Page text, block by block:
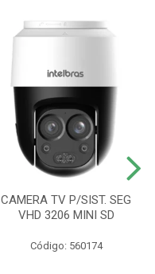
CAMERA TV P/SIST. SEG
VHD 3206 MINI SD
Código: 560174